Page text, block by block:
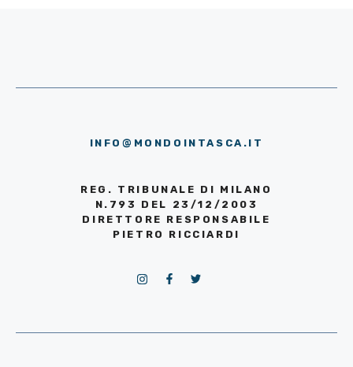
INFO@MONDOINTASCA.IT
REG. TRIBUNALE DI MILANO
N.793 DEL 23/12/2003
DIRETTORE RESPONSABILE
PIETRO RICCIARDI